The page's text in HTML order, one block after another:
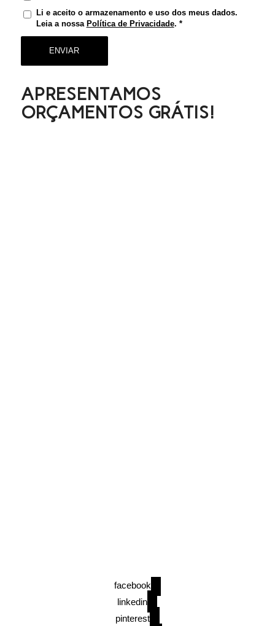
Li e aceito o armazenamento e uso dos meus dados.
Leia a nossa Política de Privacidade. *
APRESENTAMOS
ORÇAMENTOS GRÁTIS!
facebook
linkedin
pinterest